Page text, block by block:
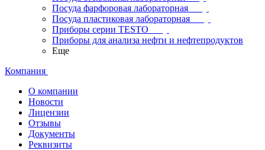
Посуда фарфоровая лабораторная
Посуда пластиковая лабораторная
Приборы серии TESTO
Приборы для анализа нефти и нефтепродуктов
Еще
Компания
О компании
Новости
Лицензии
Отзывы
Документы
Реквизиты